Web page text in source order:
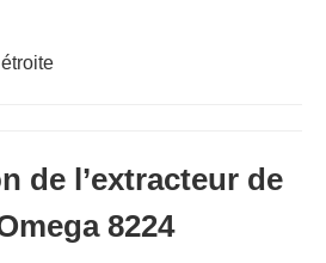
de l’extracteur de
8224